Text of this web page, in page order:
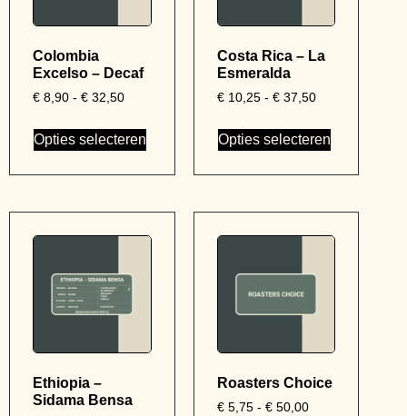
Colombia
Excelso – Decaf
€ 8,90 - € 32,50
Opties selecteren
Costa Rica – La
Esmeralda
€10,25 - €37,50
Opties selecteren
Ethiopia –
Sidama Bensa
Roasters Choice
€5,75 - €50,00